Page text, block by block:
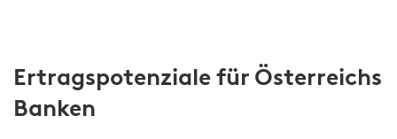
Ertragspotenziale für Österreichs
Banken